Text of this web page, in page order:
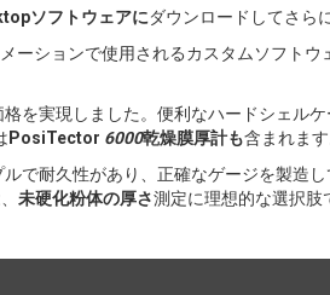
ソフトウェアにダウンロードしてさら
ーションで使用されるカスタムソフトウ
を実現しました。便利なハードシェル
PosiTector 6000乾燥膜厚計も含まれます
で耐久性があり、正確なゲージを製造
未硬化粉体の厚さ測定に理想的な選択肢